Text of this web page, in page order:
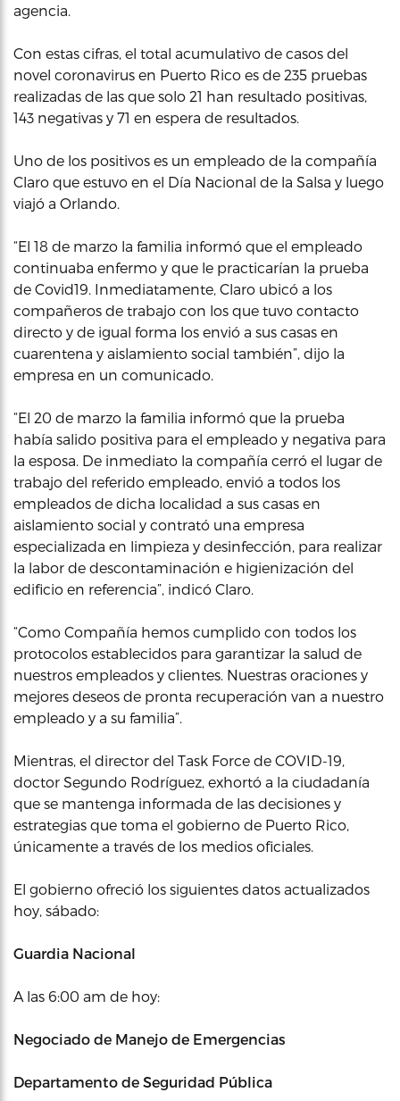
agencia.
Con estas cifras, el total acumulativo de casos del
novel coronavirus en Puerto Rico es de 235 pruebas
realizadas de las que solo 21 han resultado positivas,
143 negativas y 71 en espera de resultados.
Uno de los positivos es un empleado de la compañía
Claro que estuvo en el Día Nacional de la Salsa y luego
viajó a Orlando.
“El 18 de marzo la familia informó que el empleado
continuaba enfermo y que le practicarían la prueba
de Covid19. Inmediatamente, Claro ubicó a los
compañeros de trabajo con los que tuvo contacto
directo y de igual forma los envió a sus casas en
cuarentena y aislamiento social también”, dijo la
empresa en un comunicado.
“El 20 de marzo la familia informó que la prueba
había salido positiva para el empleado y negativa para
la esposa. De inmediato la compañía cerró el lugar de
trabajo del referido empleado, envió a todos los
empleados de dicha localidad a sus casas en
aislamiento social y contrató una empresa
especializada en limpieza y desinfección, para realizar
la labor de descontaminación e higienización del
edificio en referencia”, indicó Claro.
“Como Compañía hemos cumplido con todos los
protocolos establecidos para garantizar la salud de
nuestros empleados y clientes. Nuestras oraciones y
mejores deseos de pronta recuperación van a nuestro
empleado y a su familia”.
Mientras, el director del Task Force de COVID-19,
doctor Segundo Rodríguez, exhortó a la ciudadanía
que se mantenga informada de las decisiones y
estrategias que toma el gobierno de Puerto Rico,
únicamente a través de los medios oficiales.
El gobierno ofreció los siguientes datos actualizados
hoy, sábado:
Guardia Nacional
A las 6:00 am de hoy:
Negociado de Manejo de Emergencias
Departamento de Seguridad Pública